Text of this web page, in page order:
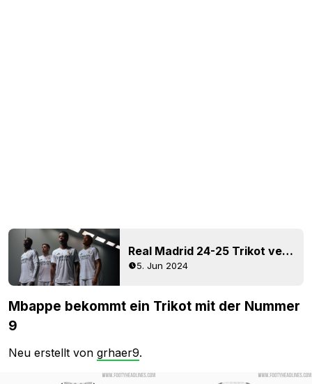
Real Madrid 24-25 Trikot veröffentlicht
5. Jun 2024
Mbappe bekommt ein Trikot mit der Nummer
9
Neu erstellt von grhaer9.